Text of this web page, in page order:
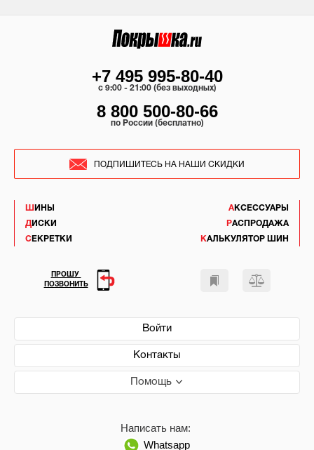
ШИНЫ
ДИСКИ
СЕКРЕТКИ
АКСЕССУАРЫ
РАСПРОДАЖА
КАЛЬКУЛЯТОР ШИН
Войти
Контакты
Помощь
Написать нам:
Whatsapp
+7 495 995-80-40
c 9:00 - 21:00 (без выходных)
8 800 500-80-66
по России (бесплатно)
ПОДПИШИТЕСЬ НА НАШИ СКИДКИ
ПРОШУ
ПОЗВОНИТЬ